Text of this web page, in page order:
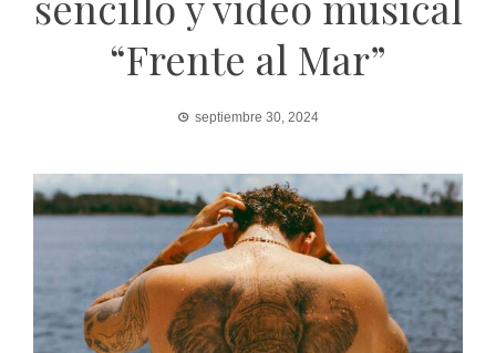
“Frente al Mar”
septiembre 30, 2024